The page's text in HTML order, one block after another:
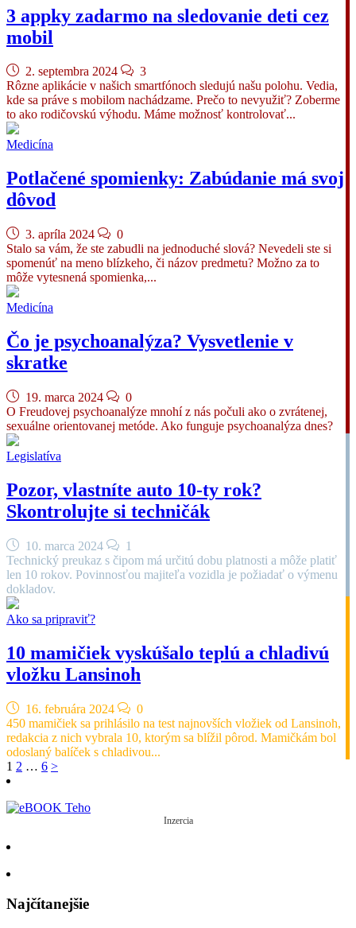
3 appky zadarmo na sledovanie deti cez
mobil
2. septembra 2024
3
Rôzne aplikácie v našich smartfónoch sledujú našu polohu. Vedia,
kde sa práve s mobilom nachádzame. Prečo to nevyužiť? Zoberme
to ako rodičovskú výhodu. Máme možnosť kontrolovať...
Medicína
Potlačené spomienky: Zabúdanie má svoj
dôvod
3. apríla 2024
0
Stalo sa vám, že ste zabudli na jednoduché slová? Nevedeli ste si
spomenúť na meno blízkeho, či názov predmetu? Možno za to
môže vytesnená spomienka,...
Medicína
Čo je psychoanalýza? Vysvetlenie v
skratke
19. marca 2024
0
O Freudovej psychoanalýze mnohí z nás počuli ako o zvrátenej,
sexuálne orientovanej metóde. Ako funguje psychoanalýza dnes?
Legislatíva
Pozor, vlastníte auto 10-ty rok?
Skontrolujte si techničák
10. marca 2024
1
Technický preukaz s čipom má určitú dobu platnosti a môže platiť
len 10 rokov. Povinnosťou majiteľa vozidla je požiadať o výmenu
dokladov.
Ako sa pripraviť?
10 mamičiek vyskúšalo teplú a chladivú
vložku Lansinoh
16. februára 2024
0
450 mamičiek sa prihlásilo na test najnovších vložiek od Lansinoh,
redakcia z nich vybrala 10, ktorým sa blížil pôrod. Mamičkám bol
odoslaný balíček s chladivou...
Navigácia
v
článkoch
1 2 … 6 >
Inzercia
Najčítanejšie